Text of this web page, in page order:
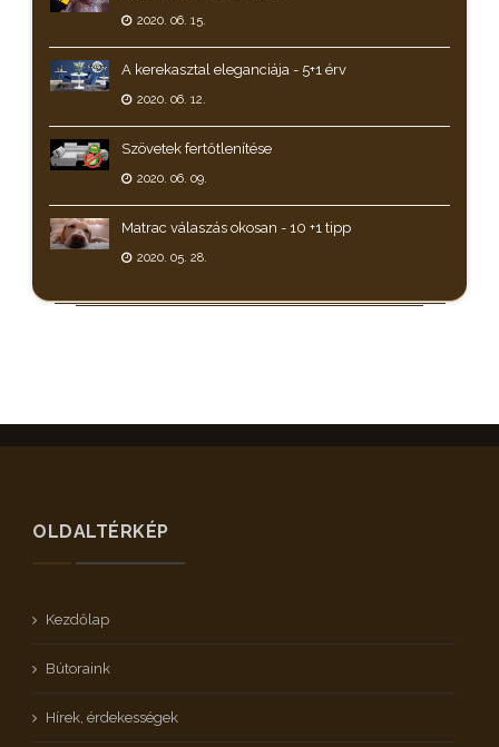
2020. 06. 15.
A kerekasztal eleganciája - 5+1 érv
2020. 06. 12.
Szövetek fertőtlenítése
2020. 06. 09.
Matrac válaszás okosan - 10 +1 tipp
2020. 05. 28.
OLDALTÉRKÉP
Kezdőlap
Bútoraink
Hírek, érdekességek